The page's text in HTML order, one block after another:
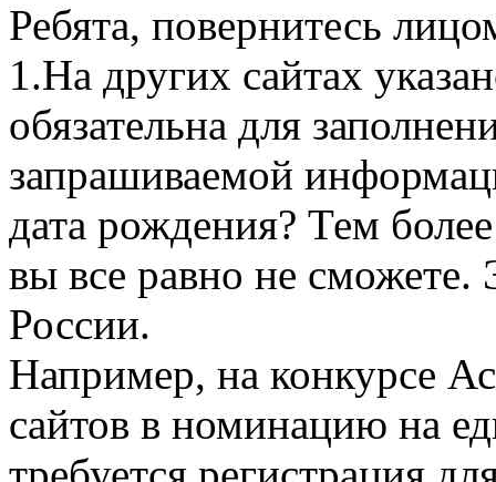
Ребята, повернитесь
1.На других сайтах
обязательна для
запрашиваемой
дата рождения? Тем
вы все равно не сможете.
России.
Например, на конкурсе
сайтов в номинацию на